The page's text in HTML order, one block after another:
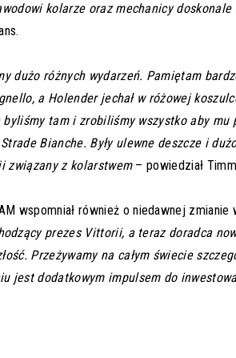
kolarze oraz mechanicy
dużo różnych wydarzeń. Pamiętam
a Holender jechał w różowej
tam i zrobiliśmy wszystko aby
Bianche. Były ulewne deszcze i
związany z kolarstwem– powiedział
wspomniał również o niedawnej
prezes Vittorii, a teraz doradca
Przeżywamy na całym świecie
jest dodatkowym impulsem do